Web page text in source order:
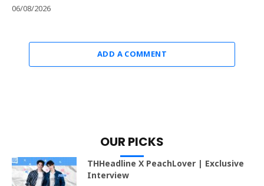
06/08/2026
ADD A COMMENT
OUR PICKS
THHeadline X PeachLover | Exclusive
Interview